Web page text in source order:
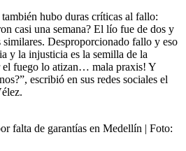
hubo duras críticas al fallo:
casi una semana? El lío fue de dos y
similares. Desproporcionado fallo y eso
y la injusticia es la semilla de la
el fuego lo atizan… mala praxis! Y
escribió en sus redes sociales el
falta de garantías en Medellín | Foto: